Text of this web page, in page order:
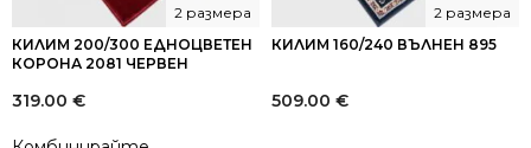
КИЛИМ 200/300 ЕДНОЦВЕТЕН
КОРОНА 2081 ЧЕРВЕН
2 размера
319.00 €
КИЛИМ 160/240 ВЪЛНЕН 895
2 размера
509.00 €